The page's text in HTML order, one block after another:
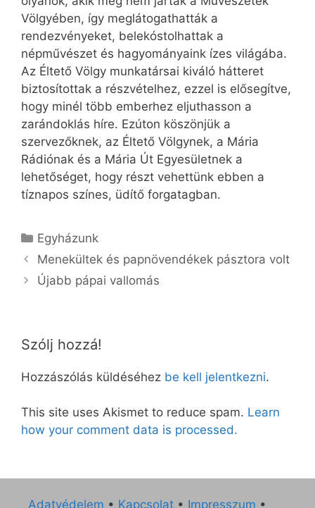
Völgyében, így meglátogathatták a
rendezvényeket, belekóstolhattak a
népművészet és hagyományaink ízes világába.
Az Éltető Völgy munkatársai kiváló hátteret
biztosítottak a részvételhez, ezzel is elősegítve,
hogy minél több emberhez eljuthasson a
zarándoklás híre. Ezúton köszönjük a
szervezőknek, az Éltető Völgynek, a Mária
Rádiónak és a Mária Út Egyesületnek a
lehetőséget, hogy részt vehettünk ebben a
tíznapos színes, üdítő forgatagban.
Kategória
Egyházunk
Menekültek és papnövendékek pásztora volt
Újabb pápai vallomás
Szólj hozzá!
Hozzászólás küldéséhez be kell jelentkezni.
This site uses Akismet to reduce spam. Learn
how your comment data is processed.
Adatvédelem • Kapcsolat • Impresszum •